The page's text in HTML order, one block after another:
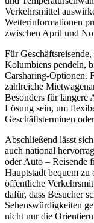
Verkehrsmittel
Wetterinformationen
zwischen April und
Für
Kolumbiens pendeln,
Carsharing-Optionen.
zahlreiche
Besonders für längere
Lösung sein, um
Geschäftsterminen
Abschließend lässt
auch national
oder Auto – Reisende
Hauptstadt bequem zu
öffentliche
dafür, dass Besucher
Sehenswürdigkeiten
nicht nur die